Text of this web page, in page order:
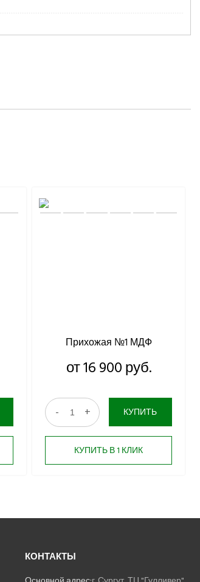
Прихожая №1 МДФ
от 16 900 руб.
- + КУПИТЬ
КУПИТЬ В 1 КЛИК
КОНТАКТЫ